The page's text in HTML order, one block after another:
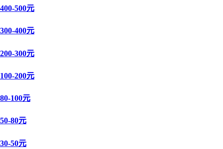
400-500元
300-400元
200-300元
100-200元
80-100元
50-80元
30-50元